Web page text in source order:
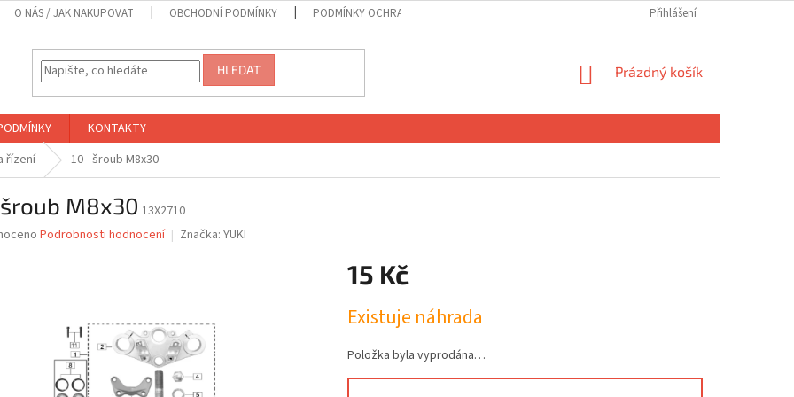
O NÁS / JAK NAKUPOVAT OBCHODNÍ PODMÍNKY PODMÍNKY OCHRANY OSOBNÍCH ÚDAJŮ Přihlášení
HLEDAT
NÁKUPNÍ
Prázdný košík
KONTAKTY
řízení 10 - šroub M8x30
M8x30 13X2710
Podrobnosti hodnocení Značka: YUKI
15 Kč
cena:
Existuje náhrada
Položka byla vyprodána…